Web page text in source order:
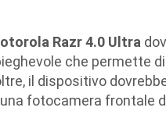
Razr 4.0 Ultra
che permette
il dispositivo
fotocamera frontale